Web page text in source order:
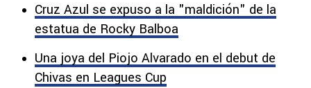
Cruz Azul se expuso a la "maldición" de la
estatua de Rocky Balboa
Una joya del Piojo Alvarado en el debut de
Chivas en Leagues Cup